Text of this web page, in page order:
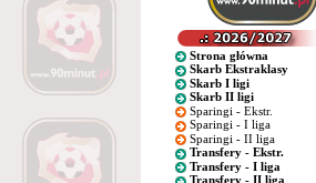
Strona główna
Skarb Ekstraklasy
Skarb I ligi
Skarb II ligi
Sparingi - Ekstr.
Sparingi - I liga
Sparingi - II liga
Transfery - Ekstr.
Transfery - I liga
Transfery - II liga